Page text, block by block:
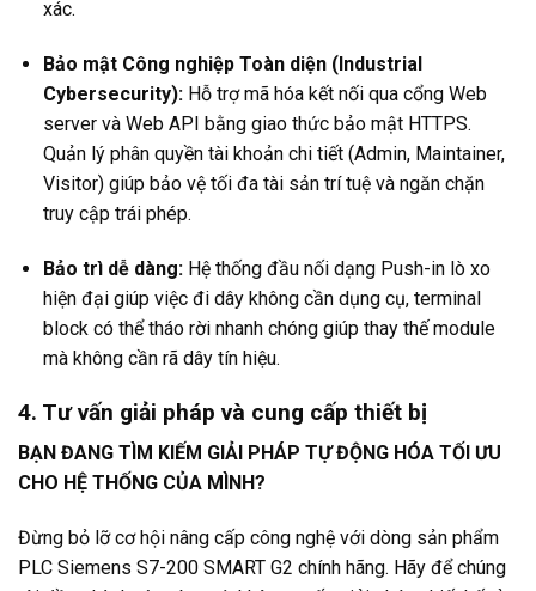
xác.
Bảo mật Công nghiệp Toàn diện (Industrial
Cybersecurity):Hỗ trợ mã hóa kết nối qua cổng Web
server và Web API bằng giao thức bảo mật HTTPS.
Quản lý phân quyền tài khoản chi tiết (Admin, Maintainer,
Visitor) giúp bảo vệ tối đa tài sản trí tuệ và ngăn chặn
truy cập trái phép.
Bảo trì dễ dàng:Hệ thống đầu nối dạng Push-in lò xo
hiện đại giúp việc đi dây không cần dụng cụ, terminal
block có thể tháo rời nhanh chóng giúp thay thế module
mà không cần rã dây tín hiệu.
4. Tư vấn giải pháp và cung cấp thiết bị
BẠN ĐANG TÌM KIẾM GIẢI PHÁP TỰ ĐỘNG HÓA TỐI ƯU
CHO HỆ THỐNG CỦA MÌNH?
Đừng bỏ lỡ cơ hội nâng cấp công nghệ với dòng sản phẩm
PLC Siemens S7-200 SMART G2 chính hãng. Hãy để chúng